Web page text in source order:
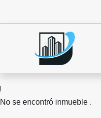
No se encontró inmueble .